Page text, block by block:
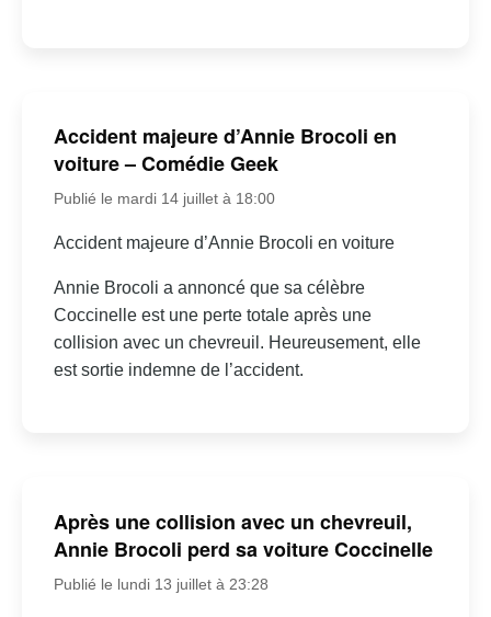
Accident majeure d’Annie Brocoli en
voiture – Comédie Geek
Publié le mardi 14 juillet à 18:00
Accident majeure d’Annie Brocoli en voiture
Annie Brocoli a annoncé que sa célèbre
Coccinelle est une perte totale après une
collision avec un chevreuil. Heureusement, elle
est sortie indemne de l’accident.
Après une collision avec un chevreuil,
Annie Brocoli perd sa voiture Coccinelle
Publié le lundi 13 juillet à 23:28